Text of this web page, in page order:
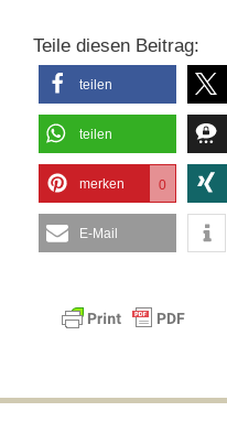
Teile diesen Beitrag:
teilen
teilen
merken 0
E-Mail